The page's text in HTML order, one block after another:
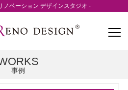
ノベーション デザインスタジオ -
事例